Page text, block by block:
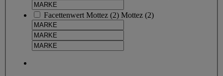
Facettenwert Mottez (2) Mottez (2)